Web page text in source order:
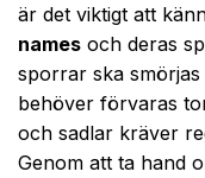
är det viktigt att
names och deras
sporrar ska
behöver förvaras
och sadlar kräver
Genom att ta hand